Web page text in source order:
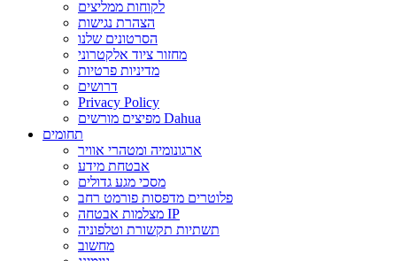
לקוחות ממליצים
הצהרת נגישות
הסרטונים שלנו
מחזור ציוד אלקטרוני
מדיניות פרטיות
דרושים
Privacy Policy
מפיצים מורשים Dahua
תחומים
ארגונומיה ומטהרי אוויר
אבטחת מידע
מסכי מגע גדולים
פלוטרים מדפסות פורמט רחב
מצלמות אבטחה IP
תשתיות תקשורת וטלפוניה
מחשוב